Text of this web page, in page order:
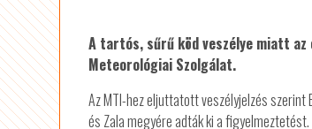
A tartós, sűrű köd veszélye miatt
Meteorológiai Szolgálat.
Az MTI-hez eljuttatott veszélyjelzés szerint
és Zala megyére adták ki a figyelmeztetést.